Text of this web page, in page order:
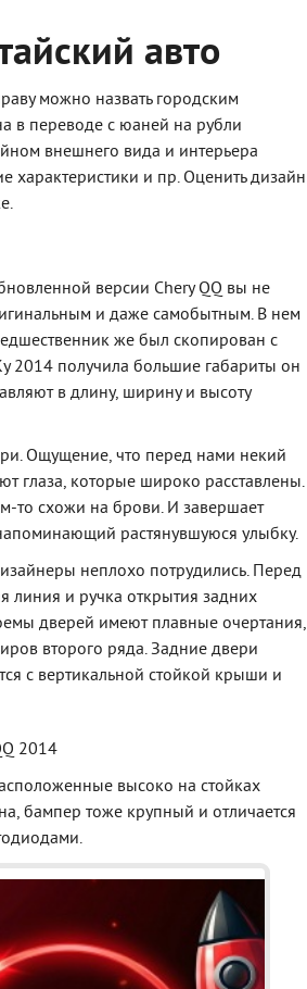
авто
можно назвать городским
в переводе с юаней на рубли
внешнего вида и интерьера
характеристики и пр. Оценить дизайн
версии Chery QQ вы не
и даже самобытным. В нем
же был скопирован с
2014 получила большие габариты он
в длину, ширину и высоту
Ощущение, что перед нами некий
глаза, которые широко расставлены.
то схожи на брови. И завершает
растянувшуюся улыбку.
неплохо потрудились. Перед
линия и ручка открытия задних
дверей имеют плавные очертания,
второго ряда. Задние двери
с вертикальной стойкой крыши и
высоко на стойках
бампер тоже крупный и отличается